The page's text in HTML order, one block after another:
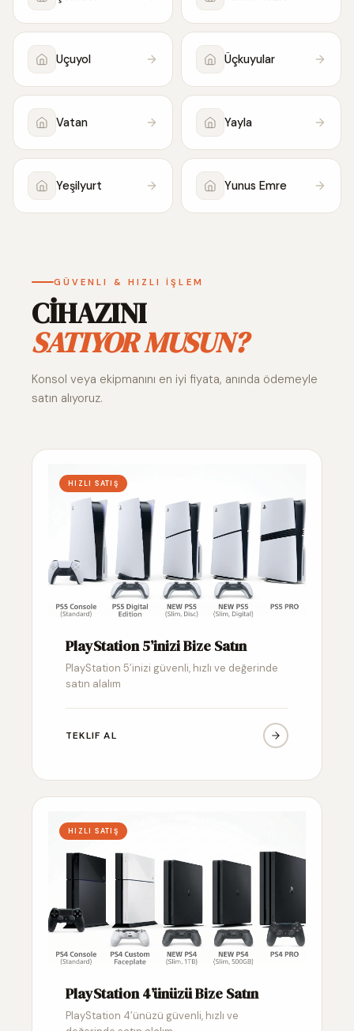
Uçuyol Üçkuyular
Vatan Yayla
Yeşilyurt Yunus Emre
GÜVENLI & HIZLI İŞLEM
CİHAZINI
SATIYOR MUSUN?
Konsol veya ekipmanını en iyi fiyata, anında ödemeyle
satın alıyoruz.
HIZLI SATIŞ
PlayStation 5’inizi Bize Satın
PlayStation 5’inizi güvenli, hızlı ve değerinde
satın alalım
TEKLIF AL
HIZLI SATIŞ
PlayStation 4’ünüzü Bize Satın
PlayStation 4’ünüzü güvenli, hızlı ve